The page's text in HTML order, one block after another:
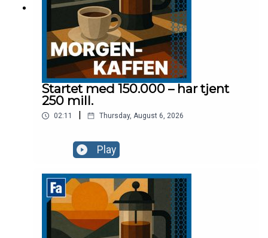
Startet med 150.000 – har tjent
250 mill.
02:11 Thursday, August 6, 2026
Play